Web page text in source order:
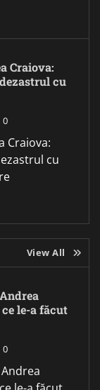
Craiova:
cu
0
Craiova:
cu
View All
le-a făcut
0